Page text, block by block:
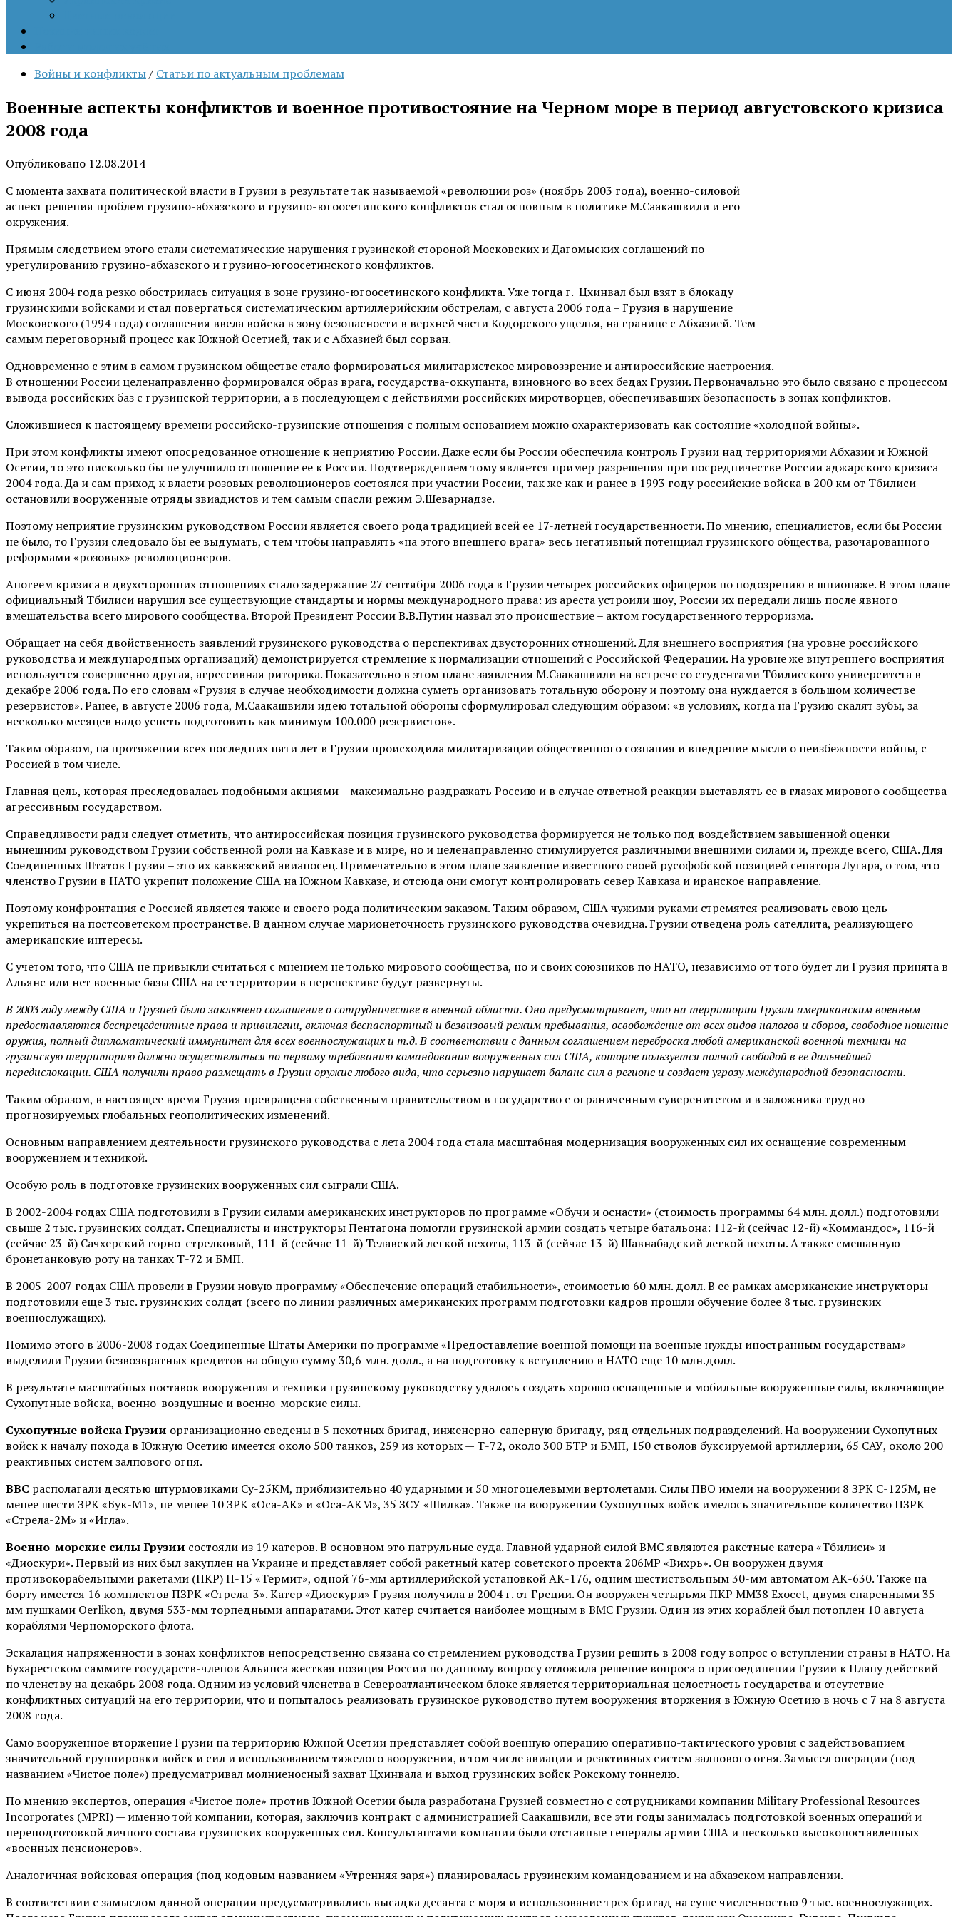
Войны и конфликты/ Статьи по актуальным проблемам
Военные аспекты конфликтов и военное противостояние на Черном море в период августовского кризиса
2008 года
Опубликовано 12.08.2014
С момента захвата политической власти в Грузии в результате так называемой «революции роз» (ноябрь 2003 года), военно-силовой
аспект решения проблем грузино-абхазского и грузино-югоосетинского конфликтов стал основным в политике М.Саакашвили и его
окружения.
Прямым следствием этого стали систематические нарушения грузинской стороной Московских и Дагомыских соглашений по
урегулированию грузино-абхазского и грузино-югоосетинского конфликтов.
С июня 2004 года резко обострилась ситуация в зоне грузино-югоосетинского конфликта. Уже тогда г. Цхинвал был взят в блокаду
грузинскими войсками и стал повергаться систематическим артиллерийским обстрелам, с августа 2006 года – Грузия в нарушение
Московского (1994 года) соглашения ввела войска в зону безопасности в верхней части Кодорского ущелья, на границе с Абхазией. Тем
самым переговорный процесс как Южной Осетией, так и с Абхазией был сорван.
Одновременно с этим в самом грузинском обществе стало формироваться милитаристское мировоззрение и антироссийские настроения.
В отношении России целенаправленно формировался образ врага, государства-оккупанта, виновного во всех бедах Грузии. Первоначально это было связано с процессом
вывода российских баз с грузинской территории, а в последующем с действиями российских миротворцев, обеспечивавших безопасность в зонах конфликтов.
Сложившиеся к настоящему времени российско-грузинские отношения с полным основанием можно охарактеризовать как состояние «холодной войны».
При этом конфликты имеют опосредованное отношение к неприятию России. Даже если бы России обеспечила контроль Грузии над территориями Абхазии и Южной
Осетии, то это нисколько бы не улучшило отношение ее к России. Подтверждением тому является пример разрешения при посредничестве России аджарского кризиса
2004 года. Да и сам приход к власти розовых революционеров состоялся при участии России, так же как и ранее в 1993 году российские войска в 200 км от Тбилиси
остановили вооруженные отряды звиадистов и тем самым спасли режим Э.Шеварнадзе.
Поэтому неприятие грузинским руководством России является своего рода традицией всей ее 17-летней государственности. По мнению, специалистов, если бы России
не было, то Грузии следовало бы ее выдумать, с тем чтобы направлять «на этого внешнего врага» весь негативный потенциал грузинского общества, разочарованного
реформами «розовых» революционеров.
Апогеем кризиса в двухсторонних отношениях стало задержание 27 сентября 2006 года в Грузии четырех российских офицеров по подозрению в шпионаже. В этом плане
официальный Тбилиси нарушил все существующие стандарты и нормы международного права: из ареста устроили шоу, России их передали лишь после явного
вмешательства всего мирового сообщества. Второй Президент России В.В.Путин назвал это происшествие – актом государственного терроризма.
Обращает на себя двойственность заявлений грузинского руководства о перспективах двусторонних отношений. Для внешнего восприятия (на уровне российского
руководства и международных организаций) демонстрируется стремление к нормализации отношений с Российской Федерации. На уровне же внутреннего восприятия
используется совершенно другая, агрессивная риторика. Показательно в этом плане заявления М.Саакашвили на встрече со студентами Тбилисского университета в
декабре 2006 года. По его словам «Грузия в случае необходимости должна суметь организовать тотальную оборону и поэтому она нуждается в большом количестве
резервистов». Ранее, в августе 2006 года, М.Саакашвили идею тотальной обороны сформулировал следующим образом: «в условиях, когда на Грузию скалят зубы, за
несколько месяцев надо успеть подготовить как минимум 100.000 резервистов».
Таким образом, на протяжении всех последних пяти лет в Грузии происходила милитаризации общественного сознания и внедрение мысли о неизбежности войны, с
Россией в том числе.
Главная цель, которая преследовалась подобными акциями – максимально раздражать Россию и в случае ответной реакции выставлять ее в глазах мирового сообщества
агрессивным государством.
Справедливости ради следует отметить, что антироссийская позиция грузинского руководства формируется не только под воздействием завышенной оценки
нынешним руководством Грузии собственной роли на Кавказе и в мире, но и целенаправленно стимулируется различными внешними силами и, прежде всего, США. Для
Соединенных Штатов Грузия – это их кавказский авианосец. Примечательно в этом плане заявление известного своей русофобской позицией сенатора Лугара, о том, что
членство Грузии в НАТО укрепит положение США на Южном Кавказе, и отсюда они смогут контролировать север Кавказа и иранское направление.
Поэтому конфронтация с Россией является также и своего рода политическим заказом. Таким образом, США чужими руками стремятся реализовать свою цель –
укрепиться на постсоветском пространстве. В данном случае марионеточность грузинского руководства очевидна. Грузии отведена роль сателлита, реализующего
американские интересы.
С учетом того, что США не привыкли считаться с мнением не только мирового сообщества, но и своих союзников по НАТО, независимо от того будет ли Грузия принята в
Альянс или нет военные базы США на ее территории в перспективе будут развернуты.
В 2003 году между США и Грузией было заключено соглашение о сотрудничестве в военной области. Оно предусматривает, что на территории Грузии американским военным
предоставляются беспрецедентные права и привилегии, включая беспаспортный и безвизовый режим пребывания, освобождение от всех видов налогов и сборов, свободное ношение
оружия, полный дипломатический иммунитет для всех военнослужащих и т.д. В соответствии с данным соглашением переброска любой американской военной техники на
грузинскую территорию должно осуществляться по первому требованию командования вооруженных сил США, которое пользуется полной свободой в ее дальнейшей
передислокации. США получили право размещать в Грузии оружие любого вида, что серьезно нарушает баланс сил в регионе и создает угрозу международной безопасности.
Таким образом, в настоящее время Грузия превращена собственным правительством в государство с ограниченным суверенитетом и в заложника трудно
прогнозируемых глобальных геополитических изменений.
Основным направлением деятельности грузинского руководства с лета 2004 года стала масштабная модернизация вооруженных сил их оснащение современным
вооружением и техникой.
Особую роль в подготовке грузинских вооруженных сил сыграли США.
В 2002-2004 годах США подготовили в Грузии силами американских инструкторов по программе «Обучи и оснасти» (стоимость программы 64 млн. долл.) подготовили
свыше 2 тыс. грузинских солдат. Специалисты и инструкторы Пентагона помогли грузинской армии создать четыре батальона: 112-й (сейчас 12-й) «Коммандос», 116-й
(сейчас 23-й) Сачхерский горно-стрелковый, 111-й (сейчас 11-й) Телавский легкой пехоты, 113-й (сейчас 13-й) Шавнабадский легкой пехоты. А также смешанную
бронетанковую роту на танках Т-72 и БМП.
В 2005-2007 годах США провели в Грузии новую программу «Обеспечение операций стабильности», стоимостью 60 млн. долл. В ее рамках американские инструкторы
подготовили еще 3 тыс. грузинских солдат (всего по линии различных американских программ подготовки кадров прошли обучение более 8 тыс. грузинских
военнослужащих).
Помимо этого в 2006-2008 годах Соединенные Штаты Америки по программе «Предоставление военной помощи на военные нужды иностранным государствам»
выделили Грузии безвозвратных кредитов на общую сумму 30,6 млн. долл., а на подготовку к вступлению в НАТО еще 10 млн.долл.
В результате масштабных поставок вооружения и техники грузинскому руководству удалось создать хорошо оснащенные и мобильные вооруженные силы, включающие
Сухопутные войска, военно-воздушные и военно-морские силы.
Сухопутные войска Грузии организационно сведены в 5 пехотных бригад, инженерно-саперную бригаду, ряд отдельных подразделений. На вооружении Сухопутных
войск к началу похода в Южную Осетию имеется около 500 танков, 259 из которых — Т-72, около 300 БТР и БМП, 150 стволов буксируемой артиллерии, 65 САУ, около 200
реактивных систем залпового огня.
ВВС располагали десятью штурмовиками Су-25КМ, приблизительно 40 ударными и 50 многоцелевыми вертолетами. Силы ПВО имели на вооружении 8 ЗРК С-125М, не
менее шести ЗРК «Бук-М1», не менее 10 ЗРК «Оса-АК» и «Оса-АКМ», 35 ЗСУ «Шилка». Также на вооружении Сухопутных войск имелось значительное количество ПЗРК
«Стрела-2М» и «Игла».
Военно-морские силы Грузии состояли из 19 катеров. В основном это патрульные суда. Главной ударной силой ВМС являются ракетные катера «Тбилиси» и
«Диоскури». Первый из них был закуплен на Украине и представляет собой ракетный катер советского проекта 206МР «Вихрь». Он вооружен двумя
противокорабельными ракетами (ПКР) П-15 «Термит», одной 76-мм артиллерийской установкой АК-176, одним шестиствольным 30-мм автоматом АК-630. Также на
борту имеется 16 комплектов ПЗРК «Стрела-3». Катер «Диоскури» Грузия получила в 2004 г. от Греции. Он вооружен четырьмя ПКР MM38 Exocet, двумя спаренными 35-
мм пушками Oerlikon, двумя 533-мм торпедными аппаратами. Этот катер считается наиболее мощным в ВМС Грузии. Один из этих кораблей был потоплен 10 августа
кораблями Черноморского флота.
Эскалация напряженности в зонах конфликтов непосредственно связана со стремлением руководства Грузии решить в 2008 году вопрос о вступлении страны в НАТО. На
Бухарестском саммите государств-членов Альянса жесткая позиция России по данному вопросу отложила решение вопроса о присоединении Грузии к Плану действий
по членству на декабрь 2008 года. Одним из условий членства в Североатлантическом блоке является территориальная целостность государства и отсутствие
конфликтных ситуаций на его территории, что и попыталось реализовать грузинское руководство путем вооружения вторжения в Южную Осетию в ночь с 7 на 8 августа
2008 года.
Само вооруженное вторжение Грузии на территорию Южной Осетии представляет собой военную операцию оперативно-тактического уровня с задействованием
значительной группировки войск и сил и использованием тяжелого вооружения, в том числе авиации и реактивных систем залпового огня. Замысел операции (под
названием «Чистое поле») предусматривал молниеносный захват Цхинвала и выход грузинских войск Рокскому тоннелю.
По мнению экспертов, операция «Чистое поле» против Южной Осетии была разработана Грузией совместно с сотрудниками компании Military Professional Resources
Incorporates (MPRI) — именно той компании, которая, заключив контракт с администрацией Саакашвили, все эти годы занималась подготовкой военных операций и
переподготовкой личного состава грузинских вооруженных сил. Консультантами компании были отставные генералы армии США и несколько высокопоставленных
«военных пенсионеров».
Аналогичная войсковая операция (под кодовым названием «Утренняя заря») планировалась грузинским командованием и на абхазском направлении.
В соответствии с замыслом данной операции предусматривались высадка десанта с моря и использование трех бригад на суше численностью 9 тыс. военнослужащих.